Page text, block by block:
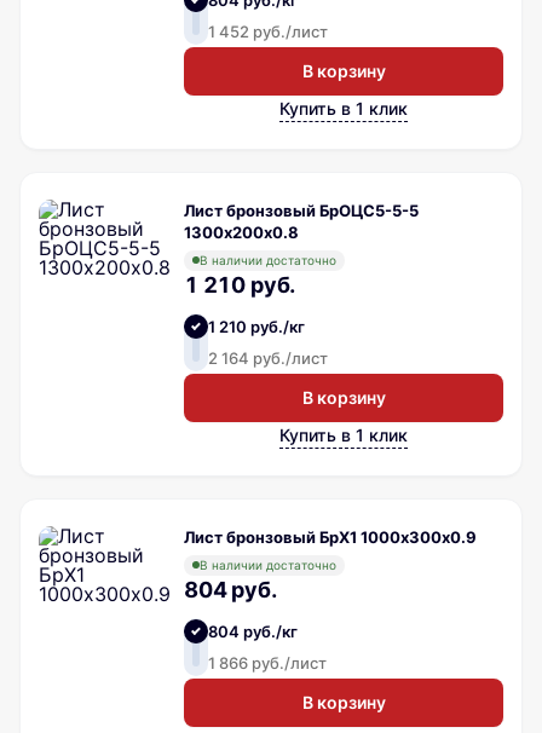
1 452 руб./лист
В корзину
Купить в 1 клик
Лист бронзовый БрОЦС5-5-5
1300х200х0.8
В наличии достаточно
1 210 руб.
1 210 руб./кг
2 164 руб./лист
В корзину
Купить в 1 клик
Лист бронзовый БрХ1 1000х300х0.9
В наличии достаточно
804 руб.
804 руб./кг
1 866 руб./лист
В корзину